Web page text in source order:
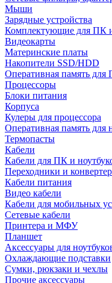
Мыши
Зарядные устройства
Комплектующие для ПК и
Видеокарты
Материнские платы
Накопители SSD/HDD
Оперативная память для
Процессоры
Блоки питания
Корпуса
Кулеры для процессора
Оперативная память для
Термопасты
Кабели
Кабели для ПК и
Переходники и
Кабели питания
Видео кабели
Кабели для мобильных
Сетевые кабели
Принтера и МФУ
Планшет
Аксессуары для
Охлаждающие подставки
Сумки, рюкзаки и чехлы
Прочие аксессуары